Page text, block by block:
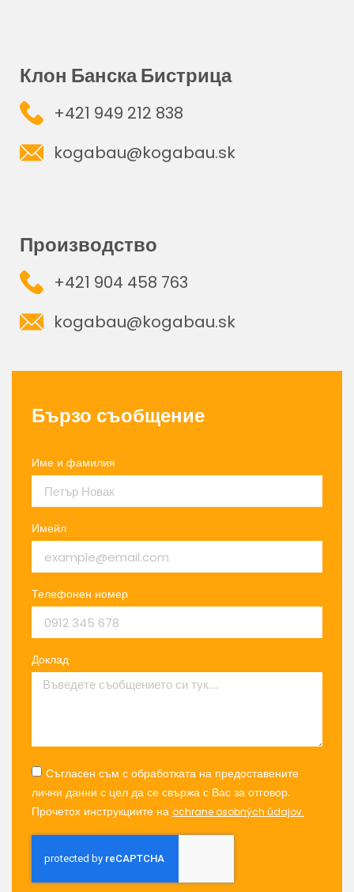
Клон Банска Бистрица
+421 949 212 838
kogabau@kogabau.sk
Производство
+421 904 458 763
kogabau@kogabau.sk
Бързо съобщение
Име и фамилия
Имейл
Телефонен номер
Доклад
Съгласен съм с обработката на предоставените
лични данни с цел да се свържа с Вас за отговор.
Прочетох инструкциите на ochrane osobných údajov.